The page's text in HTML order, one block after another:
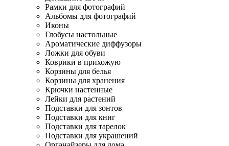
Рамки для фотографий
Альбомы для фотографий
Иконы
Глобусы настольные
Ароматические диффузоры
Ложки для обуви
Коврики в прихожую
Корзины для белья
Корзины для хранения
Крючки настенные
Лейки для растений
Подставки для зонтов
Подставки для книг
Подставки для тарелок
Подставки для украшений